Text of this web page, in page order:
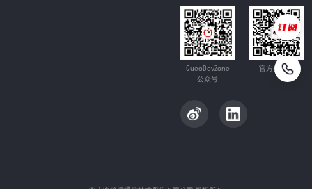
QuecDevZone
公众号
官方公众号